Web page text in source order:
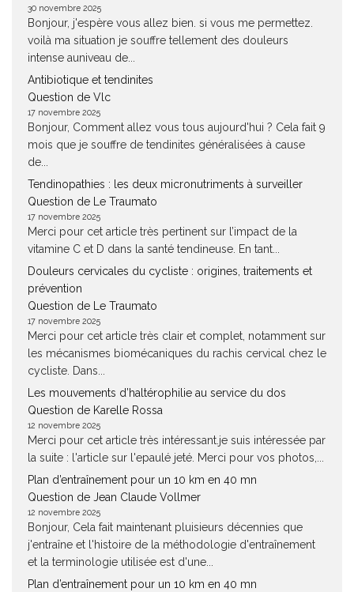
30 novembre 2025
Bonjour, j'espère vous allez bien. si vous me permettez.
voilà ma situation je souffre tellement des douleurs
intense auniveau de...
Antibiotique et tendinites
Question de Vlc
17 novembre 2025
Bonjour, Comment allez vous tous aujourd'hui ? Cela fait 9
mois que je souffre de tendinites généralisées à cause
de...
Tendinopathies : les deux micronutriments à surveiller
Question de Le Traumato
17 novembre 2025
Merci pour cet article très pertinent sur l’impact de la
vitamine C et D dans la santé tendineuse. En tant...
Douleurs cervicales du cycliste : origines, traitements et
prévention
Question de Le Traumato
17 novembre 2025
Merci pour cet article très clair et complet, notamment sur
les mécanismes biomécaniques du rachis cervical chez le
cycliste. Dans...
Les mouvements d’haltérophilie au service du dos
Question de Karelle Rossa
12 novembre 2025
Merci pour cet article très intéressant.je suis intéressée par
la suite : l'article sur l'epaulé jeté. Merci pour vos photos,...
Plan d’entraînement pour un 10 km en 40 mn
Question de Jean Claude Vollmer
12 novembre 2025
Bonjour, Cela fait maintenant pluisieurs décennies que
j'entraîne et l'histoire de la méthodologie d'entraînement
et la terminologie utilisée est d'une...
Plan d’entraînement pour un 10 km en 40 mn